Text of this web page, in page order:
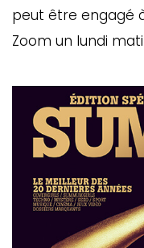
peut être engagé
Zoom un lundi